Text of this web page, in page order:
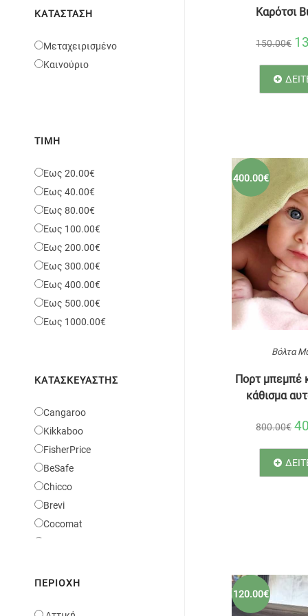
ΚΑΤΆΣΤΑΣΗ
Μεταχειρισμένο
Καινούριο
ΤΙΜΉ
Έως 20.00€
Έως 40.00€
Έως 80.00€
Έως 100.00€
Έως 200.00€
Έως 300.00€
Έως 400.00€
Έως 500.00€
Έως 1000.00€
ΚΑΤΑΣΚΕΥΑΣΤΉΣ
Cangaroo
Kikkaboo
FisherPrice
BeSafe
Chicco
Brevi
Cocomat
PegPerego
ΠΕΡΙΟΧΉ
Καρότσι
150.00€
400.00€
Βόλτα
Πορτ μπεμπέ
κάθισμα
800.00€
120.00€